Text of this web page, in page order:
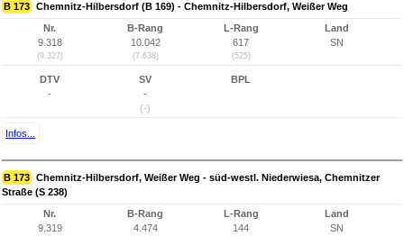
B 173 Chemnitz-Hilbersdorf (B 169) - Chemnitz-Hilbersdorf, Weißer Weg
Nr.
9.318
(9.327)
B-Rang
10.042
(7.638)
L-Rang
617
(525)
Land
SN
DTV
-
SV
-
(-)
BPL
Infos...
B 173 Chemnitz-Hilbersdorf, Weißer Weg - süd-westl. Niederwiesa, Chemnitzer
Straße (S 238)
Nr.
9.319
B-Rang
4.474
L-Rang
144
Land
SN